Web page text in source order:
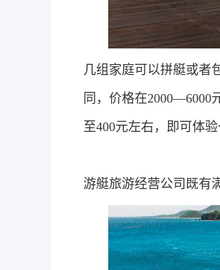
几组家庭可以拼艇或者
同，价格在2000—6000
至400元左右，即可体验
游艇旅游经营公司既有